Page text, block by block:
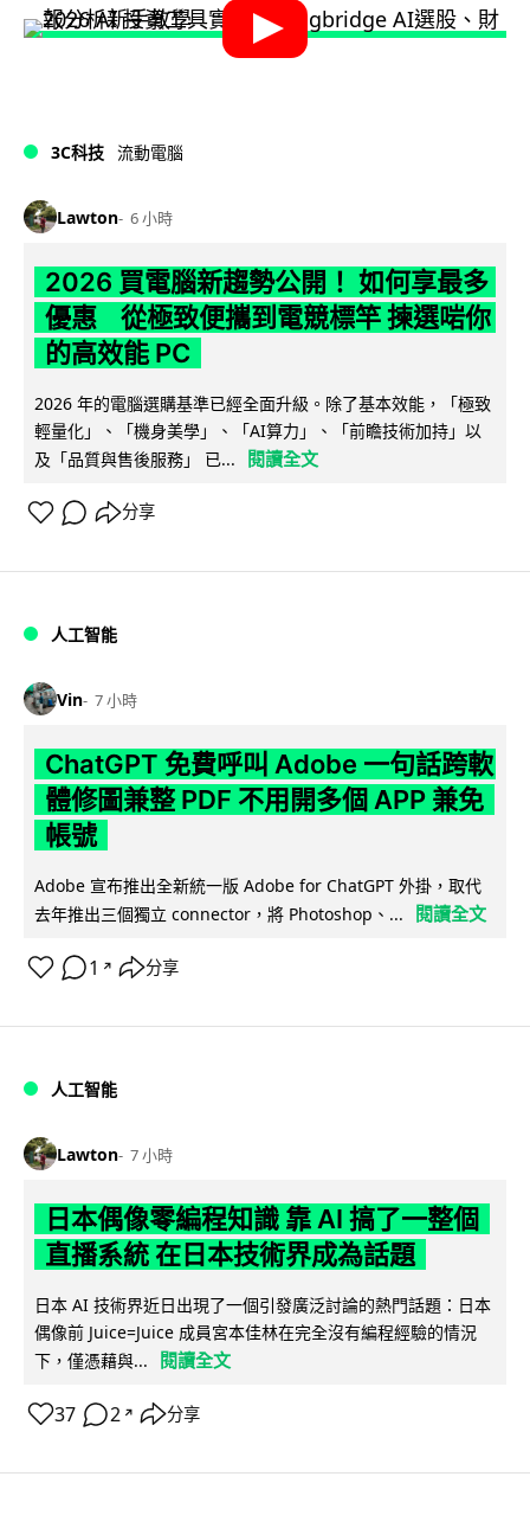
3C科技 流動電腦
Lawton 6 小時
2026 買電腦新趨勢公開！ 如何享最多
優惠 從極致便攜到電競標竿 揀選啱你
的高效能 PC
2026 年的電腦選購基準已經全面升級。除了基本效能，「極致
輕量化」、「機身美學」、「AI算力」、「前瞻技術加持」以
及「品質與售後服務」 已...
閱讀全文
分享
人工智能
Vin 7 小時
ChatGPT 免費呼叫 Adobe 一句話跨軟
體修圖兼整 PDF 不用開多個 APP 兼免
帳號
Adobe 宣布推出全新統一版 Adobe for ChatGPT 外掛，取代
去年推出三個獨立 connector，將 Photoshop、...
閱讀全文
1 ↗ 分享
人工智能
Lawton 7 小時
日本偶像零編程知識 靠 AI 搞了一整個
直播系統 在日本技術界成為話題
日本 AI 技術界近日出現了一個引發廣泛討論的熱門話題：日本
偶像前 Juice=Juice 成員宮本佳林在完全沒有編程經驗的情況
下，僅憑藉與...
閱讀全文
37 2 ↗ 分享